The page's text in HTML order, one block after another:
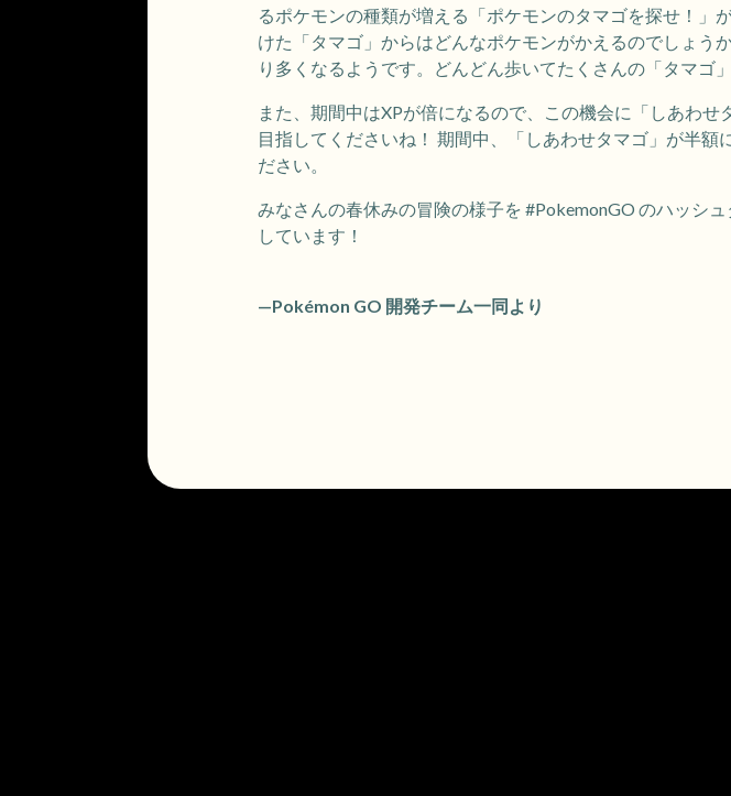
るポケモンの種類が増える「ポケモンのタマゴを探せ！」
けた「タマゴ」からはどんなポケモンがかえるのでしょう
り多くなるようです。どんどん歩いてたくさんの「タマゴ
また、期間中はXPが倍になるので、この機会に「しあわ
目指してくださいね！ 期間中、「しあわせタマゴ」が半
ださい。
みなさんの春休みの冒険の様子を #PokemonGO のハッシ
しています！
—Pokémon GO 開発チーム一同より